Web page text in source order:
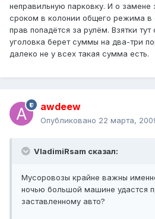
неправильную парковку. И о
сроком в колонии общего режима в
прав попадётся за рулём. Взятки
уголовка берет суммы на два-три
далеко не у всех такая сумма есть.
awdeew
Опубликовано 22 марта,
VladimiRsam сказал:
Мусоровозы крайне важны
ночью большой машине удастся
заставленному авто?